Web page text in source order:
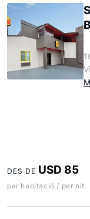
DES DE USD 85
per habitació / per nit